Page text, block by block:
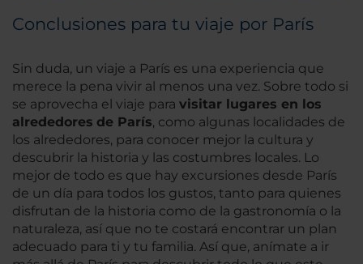
Conclusiones para tu viaje por París
Sin duda, un viaje a París es una experiencia que
merece la pena vivir al menos una vez. Sobre todo si
se aprovecha el viaje para visitar lugares en los
alrededores de París, como algunas localidades de
los alrededores, para conocer mejor la cultura y
descubrir la historia y las costumbres locales. Lo
mejor de todo es que hay excursiones desde París
de un día para todos los gustos, tanto para quienes
disfrutan de la historia como de la gastronomía o la
naturaleza, así que no te costará encontrar un plan
adecuado para ti y tu familia. Así que, anímate a ir